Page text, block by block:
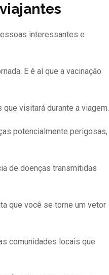
interessantes e
E é aí que a vacinação
visitará durante a viagem.
potencialmente perigosas,
de doenças transmitidas
que você se torne um vetor
comunidades locais que